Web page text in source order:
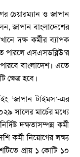
চেয়ারম্যান ও জাপান
জাপান বাংলাদেশের
দক্ষ কর্মীর ব্যাপক
পারলে এসএসডব্লিউ’র
বাংলাদেশ। এতে
ক্ষেত্র হবে।
‘জাপান টাইমস’-এর
সালের মার্চের মধ্যে
দক্ষতাসম্পন্ন কর্মী
কর্মী নিয়োগের লক্ষ্য
প্রায় ১ কোটি ১০